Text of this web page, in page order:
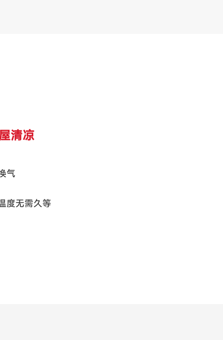
清凉
气
度无需久等